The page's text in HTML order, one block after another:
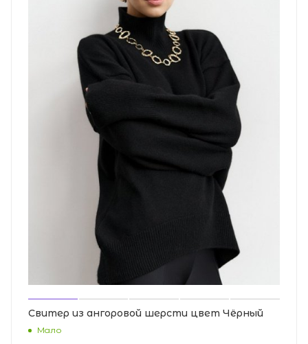
Свитер из ангоровой шерсти цвет Чёрный
Мало